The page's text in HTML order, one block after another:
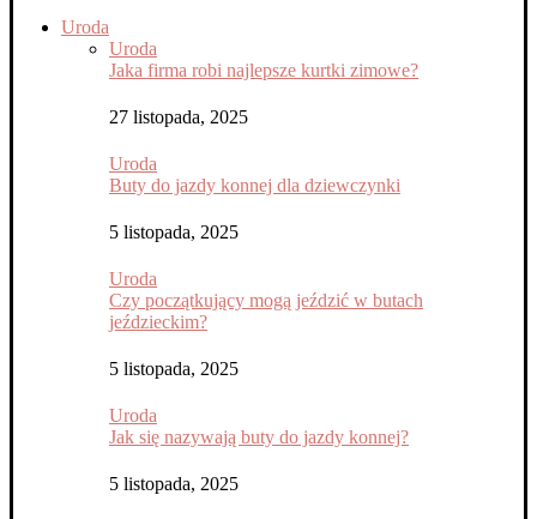
Uroda
Uroda
Jaka firma robi najlepsze kurtki zimowe?
27 listopada, 2025
Uroda
Buty do jazdy konnej dla dziewczynki
5 listopada, 2025
Uroda
Czy początkujący mogą jeździć w butach
jeździeckim?
5 listopada, 2025
Uroda
Jak się nazywają buty do jazdy konnej?
5 listopada, 2025